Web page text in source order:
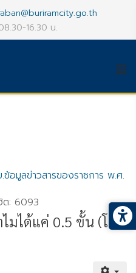
16.30 น.
อมูลข่าวสารของราชการ พ.ศ.
ต: 6093
มได้แค่ 0.5 ขั้น (โดย